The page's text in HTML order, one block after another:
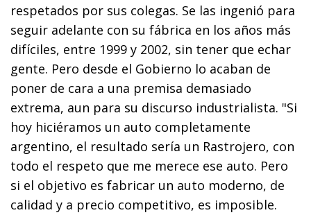
respetados por sus colegas. Se las ingenió para
seguir adelante con su fábrica en los años más
difíciles, entre 1999 y 2002, sin tener que echar
gente. Pero desde el Gobierno lo acaban de
poner de cara a una premisa demasiado
extrema, aun para su discurso industrialista. "Si
hoy hiciéramos un auto completamente
argentino, el resultado sería un Rastrojero, con
todo el respeto que me merece ese auto. Pero
si el objetivo es fabricar un auto moderno, de
calidad y a precio competitivo, es imposible.